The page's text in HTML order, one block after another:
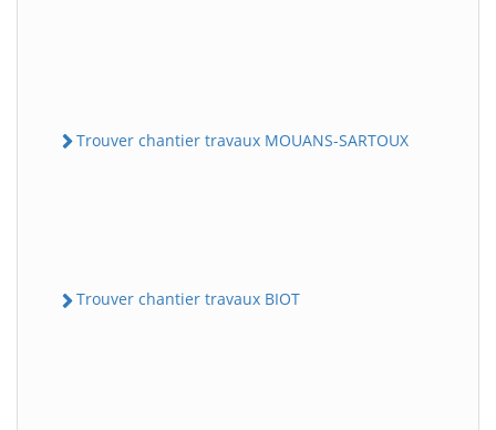
Trouver chantier travaux MOUANS-SARTOUX
Trouver chantier travaux BIOT